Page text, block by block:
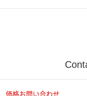
価格お問い合わせ